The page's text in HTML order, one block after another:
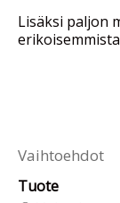
Lisäksi paljon
Vaihtoehdot
Tuote